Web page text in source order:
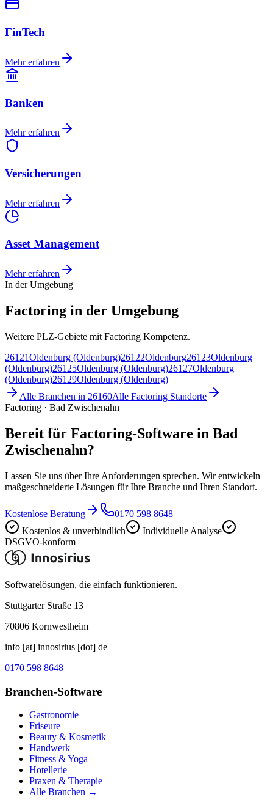
FinTech
Mehr erfahren
Banken
Mehr erfahren
Versicherungen
Mehr erfahren
Asset Management
Mehr erfahren
In der Umgebung
Factoring in der Umgebung
Weitere PLZ-Gebiete mit Factoring Kompetenz.
26121Oldenburg (Oldenburg)26122Oldenburg26123Oldenburg
(Oldenburg)26125Oldenburg (Oldenburg)26127Oldenburg
(Oldenburg)26129Oldenburg (Oldenburg)
Alle Branchen in 26160Alle Factoring Standorte
Factoring · Bad Zwischenahn
Bereit für Factoring-Software in Bad
Zwischenahn?
Lassen Sie uns über Ihre Anforderungen sprechen. Wir entwickeln
maßgeschneiderte Lösungen für Ihre Branche und Ihren Standort.
Kostenlose Beratung
0170 598 8648
Kostenlos & unverbindlich
Individuelle Analyse
DSGVO-konform
Softwarelösungen, die einfach funktionieren.
Stuttgarter Straße 13
70806 Kornwestheim
info [at] innosirius [dot] de
0170 598 8648
Branchen-Software
Gastronomie
Friseure
Beauty & Kosmetik
Handwerk
Fitness & Yoga
Hotellerie
Praxen & Therapie
Alle Branchen →